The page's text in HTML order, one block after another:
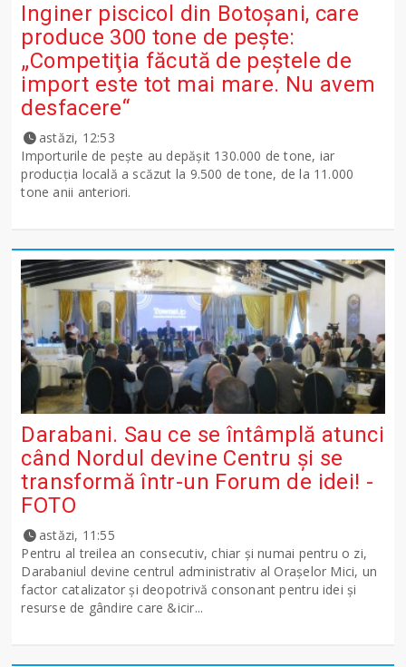
Inginer piscicol din Botoşani, care
produce 300 tone de peşte:
„Competiţia făcută de peştele de
import este tot mai mare. Nu avem
desfacere“
astăzi, 12:53
Importurile de peşte au depăşit 130.000 de tone, iar
producţia locală a scăzut la 9.500 de tone, de la 11.000
tone anii anteriori.
Darabani. Sau ce se întâmplă atunci
când Nordul devine Centru și se
transformă într-un Forum de idei! -
FOTO
astăzi, 11:55
Pentru al treilea an consecutiv, chiar și numai pentru o zi,
Darabaniul devine centrul administrativ al Orașelor Mici, un
factor catalizator și deopotrivă consonant pentru idei și
resurse de gândire care &icir...